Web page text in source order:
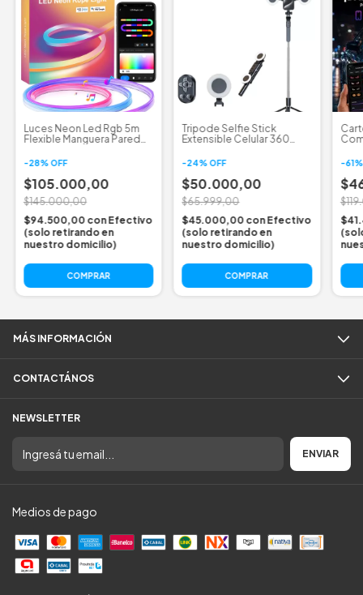
Luces Neon Led Rgb 5m
Flexible Manguera Pared
-28%OFF
$105.000,00
$145.000,00
$94.500,00 con Efectivo
(solo retirando en
nuestro domicilio)
Tripode Selfie Stick
Extensible Celular 360
-24%OFF
$50.000,00
$65.999,00
$45.000,00 conEfectivo
(solo retirando en
nuestro domicilio)
-61
MÁS INFORMACIÓN
CONTACTÁNOS
NEWSLETTER
Medios de pago